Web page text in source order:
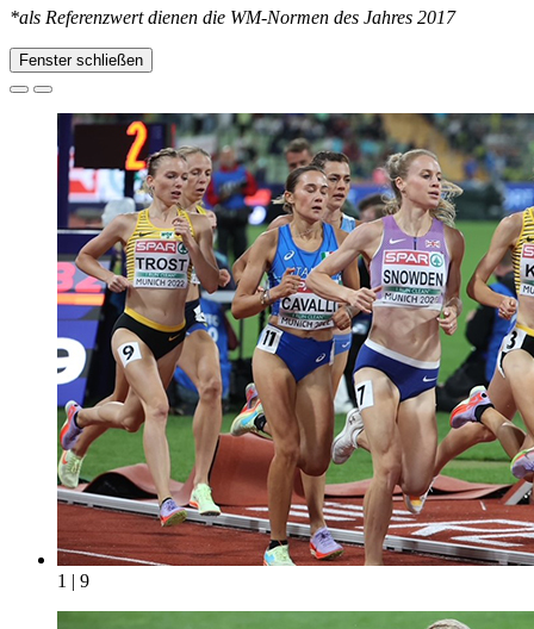
*als Referenzwert dienen die WM-Normen des Jahres 2017
Fenster schließen
1 | 9